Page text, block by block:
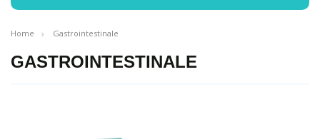
Home Gastrointestinale
GASTROINTESTINALE